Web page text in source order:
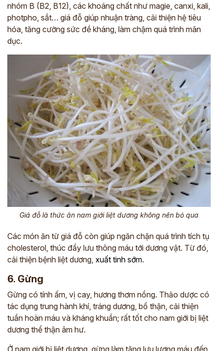
nhóm B (B2, B12), các khoáng chất như magie, canxi, kali,
photpho, sắt… giá đỗ giúp nhuận tràng, cải thiện hệ tiêu
hóa, tăng cường sức đề kháng, làm chậm quá trình mãn
dục.
Giá đỗ là thức ăn nam giới liệt dương không nên bỏ qua
Các món ăn từ giá đỗ còn giúp ngăn chặn quá trình tích tụ
cholesterol, thúc đẩy lưu thông máu tới dương vật. Từ đó,
cải thiện bệnh liệt dương, xuất tinh sớm.
6. Gừng
Gừng có tính ấm, vị cay, hương thơm nồng. Thảo dược có
tác dụng trung hành khí, tráng dương, bổ thận, cải thiện
tuần hoàn máu và kháng khuẩn; rất tốt cho nam giới bị liệt
dương thể thận âm hư.
Ở nam giới bị liệt dương, gừng làm tăng lưu lượng máu đến